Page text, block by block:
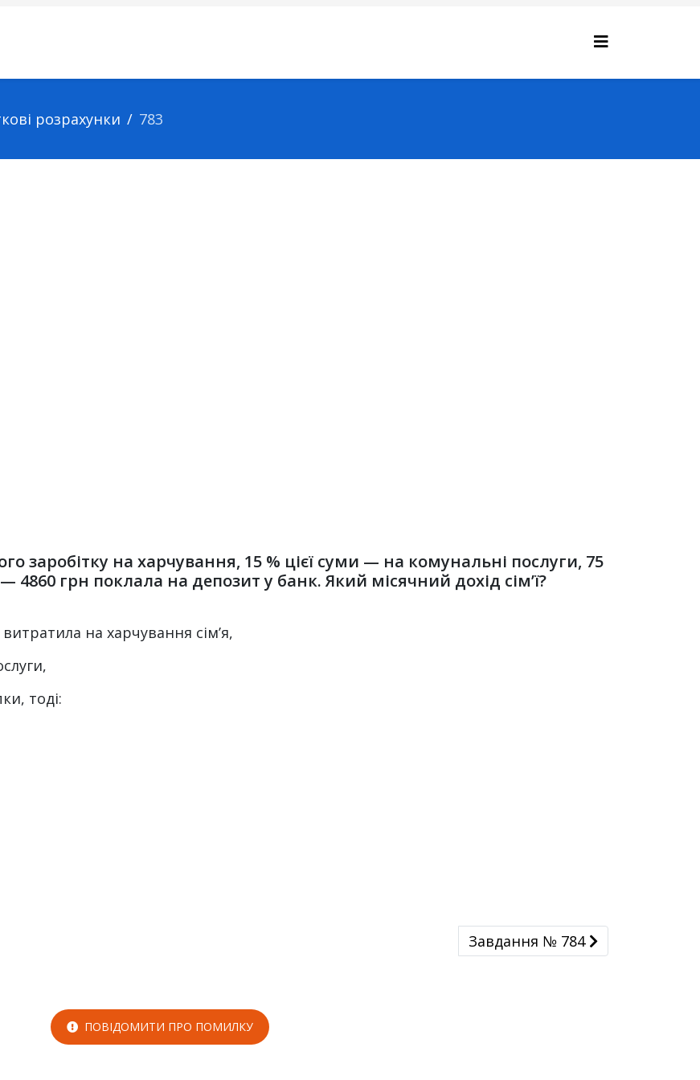
розрахунки 783
заробітку на харчування, 15 % цієї суми — на комунальні послуги, 75
грн поклала на депозит у банк. Який місячний дохід сім’ї?
на харчування сім’я,
тоді:
Завдання № 784
Завдання № 784
ПОВІДОМИТИ ПРО ПОМИЛКУ